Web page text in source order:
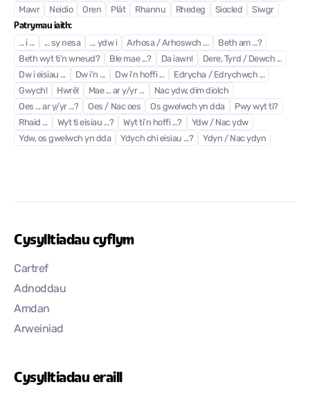
Mawr
Neidio Oren Plât Rhannu Rhedeg Siocled Siwgr
Patrymau iaith:
... i ... ... sy nesa ... ydw i Arhosa / Arhoswch ...
Beth am ...?
Beth wyt ti’n wneud?
Ble mae ...? Da iawn!
Dere, Tyrd / Dewch ...
Dw i eisiau ...
Dw i'n ... Dw i'n hoffi ...
Edrycha / Edrychwch ...
Gwych!
Hwrê! Mae ... ar y/yr ...
Nac ydw, dim diolch
Oes ... ar y/yr ...?
Oes / Nac oes Os gwelwch yn dda
Pwy wyt ti?
Rhaid ...
Wyt ti eisiau ...? Wyt ti’n hoffi ...?
Ydw / Nac ydw
Ydw, os gwelwch yn dda
Ydych chi eisiau ...? Ydyn / Nac ydyn
Cysylltiadau cyflym
Cartref
Adnoddau
Amdan
Arweiniad
Cysylltiadau eraill